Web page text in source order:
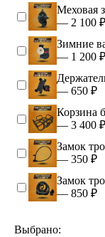
Меховая
— 2 100 ₽
Зимние
— 1 200 ₽
— 650 ₽
Корзина
— 3 400 ₽
Замок
— 350 ₽
Замок
— 850 ₽
Выбрано: